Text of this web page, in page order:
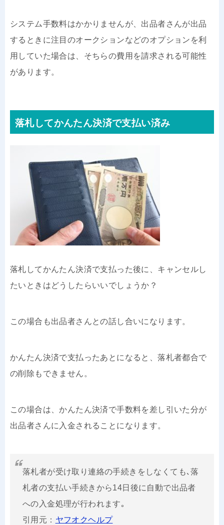
システム手数料はかかりませんが、出品者さんが出品
するときに注目のオークションなどのオプションを利
用していた場合は、そちらの費用を請求される可能性
があります。
落札してかんたん決済で支払い済み
落札してかんたん決済で支払った後に、キャンセルし
たいときはどうしたらいいでしょうか？
この場合も出品者さんとの話し合いになります。
かんたん決済で支払ったあとになると、落札者都合で
の削除もできません。
この場合は、かんたん決済で手数料を差し引いた分が
出品者さんに入金されることになります。
落札者が受け取り連絡の手続きをしなくても､落
札者の支払い手続きから14日後に自動で出品者
への入金処理が行われます｡
引用元： ヤフオクヘルプ